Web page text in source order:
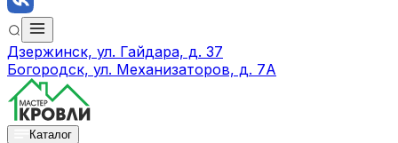
Дзержинск, ул. Гайдара, д. 37
Богородск, ул. Механизаторов, д. 7А
Каталог